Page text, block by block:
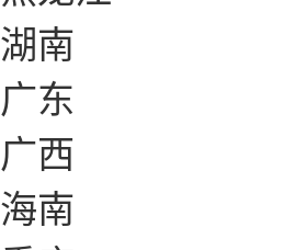
湖南
广东
广西
海南